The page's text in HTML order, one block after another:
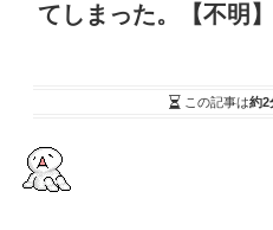
てしまった。【不明】
この記事は約2